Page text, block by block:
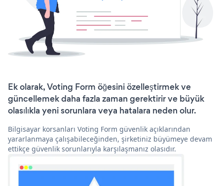
Ek olarak, Voting Form öğesini özelleştirmek ve
güncellemek daha fazla zaman gerektirir ve büyük
olasılıkla yeni sorunlara veya hatalara neden olur.
Bilgisayar korsanları Voting Form güvenlik açıklarından
yararlanmaya çalışabileceğinden, şirketiniz büyümeye devam
ettikçe güvenlik sorunlarıyla karşılaşmanız olasıdır.